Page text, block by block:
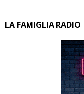
LA FAMIGLIA RADIO